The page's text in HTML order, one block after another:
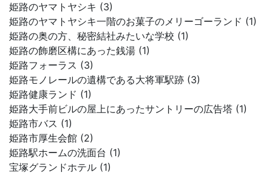
姫路のヤマトヤシキ (3)
姫路のヤマトヤシキ一階のお菓子のメリーゴーランド (1)
姫路の奥の方、秘密結社みたいな学校 (1)
姫路の飾磨区構にあった銭湯 (1)
姫路フォーラス (3)
姫路モノレールの遺構である大将軍駅跡 (3)
姫路健康ランド (1)
姫路大手前ビルの屋上にあったサントリーの広告塔 (1)
姫路市バス (1)
姫路市厚生会館 (2)
姫路駅ホームの洗面台 (1)
宝塚グランドホテル (1)